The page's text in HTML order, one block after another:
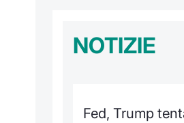
NOTIZIE
Fed, Trump